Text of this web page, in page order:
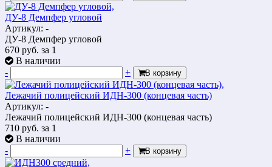
ДУ-8 Демпфер угловой
Артикул: -
ДУ-8 Демпфер угловой
670 руб. за 1
В наличии
-
+ В корзину
Лежачий полицейский ИДН-300 (концевая часть)
Артикул: -
Лежачий полицейский ИДН-300 (концевая часть)
710 руб. за 1
В наличии
-
+ В корзину